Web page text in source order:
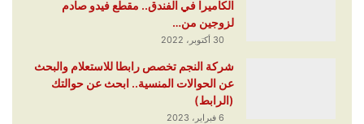
الكاميرا في الفندق.. مقطع فيدو صادم
لزوجين من…
30 أكتوبر، 2022
شركة النجم تخصص رابطا للاستعلام والبحث
عن الحوالات المنسية.. ابحث عن حوالتك
(الرابط)
6 فبراير، 2023